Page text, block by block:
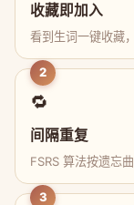
收藏即加入
看到生词一键收藏
2
🔁
间隔重复
FSRS 算法按遗忘
3